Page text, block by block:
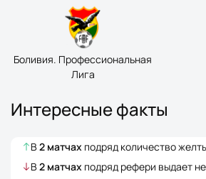
Боливия. Профессиональная
Лига
Интересные факты
В2 матчах подряд количество
В2 матчах подряд рефери выдает